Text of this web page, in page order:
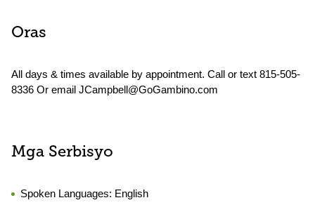
Oras
All days & times available by appointment. Call or text 815-505-
8336 Or email JCampbell@GoGambino.com
Mga Serbisyo
Spoken Languages: English